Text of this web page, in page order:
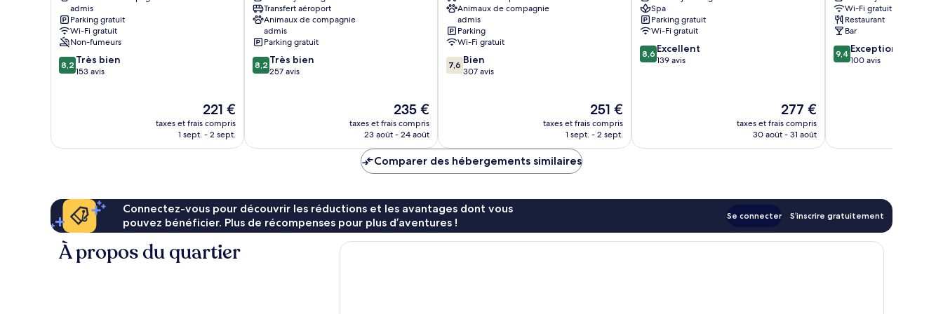
admis
Parking gratuit
Wi-Fi gratuit
Non-fumeurs
8.2
sur
8,2 Très bien
153 avis
Le
nouveau
prix
221 €
taxes et frais compris
1 sept. - 2 sept.
d'Ampezzo
Transfert aéroport
Animaux de compagnie
admis
Parking gratuit
8.2
sur
8,2 Très bien
257 avis
Le
nouveau
prix
de
235 €
235 €
taxes et frais compris
23 août - 24 août
d'Ampezzo
Animaux de compagnie
admis
Parking
Wi-Fi gratuit
7.6
sur
7,6 Bien
307 avis
Le
nouveau
prix
251 €
taxes et frais compris
1 sept. - 2 sept.
Spa
Parking gratuit
Wi-Fi gratuit
8.6
sur
8,6 Excellent
139 avis
Le
nouveau
prix
277 €
taxes et frais compris
30 août - 31 août
Vito
di
Cadore
Wi-Fi gratuit
Restaurant
Bar
9.4
sur
9,4 Exceptionnel
100 avis
Comparer des hébergements similaires
Connectez-vous pour découvrir les réductions et les avantages dont vous
pouvez bénéficier. Plus de récompenses pour plus d’aventures !
Se connecter S’inscrire gratuitement
À propos du quartier